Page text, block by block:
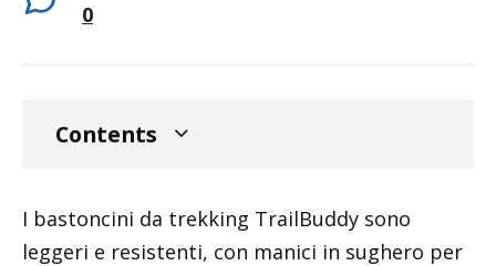
0
Contents
I bastoncini da trekking TrailBuddy sono
leggeri e resistenti, con manici in sughero per